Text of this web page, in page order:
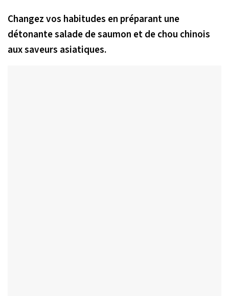
Changez vos habitudes en préparant une
détonante salade de saumon et de chou chinois
aux saveurs asiatiques.